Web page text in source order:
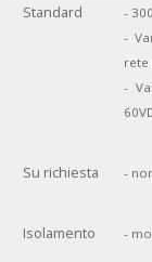
Standard
-
-
rete
-
Su richiesta -
Isolamento -